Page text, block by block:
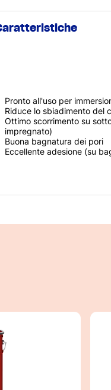
Pronto all'uso per
Riduce lo sbiadimento del
Ottimo scorrimento su
impregnato)
Buona bagnatura dei pori
Eccellente adesione (su